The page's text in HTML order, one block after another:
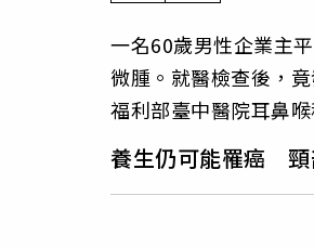
一名60歲男性企業主
微腫。就醫檢查後，
福利部臺中醫院耳鼻
養生仍可能罹癌 頸